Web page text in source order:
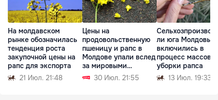
На молдавском
рынке обозначилась
тенденция роста
закупочной цены на
рапс для экспорта
21 Июл. 21:48
Цены на
продовольственную
пшеницу и рапс в
Молдове упали вслед
за мировыми
биржами
30 Июл. 21:55
ли юга Молдовы
включились в
процесс
уборки рапса
13 Июл. 19:33